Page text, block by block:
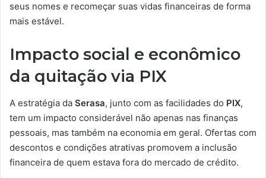
seus nomes e recomeçar suas vidas financeiras de forma
mais estável.
Impacto social e econômico
da quitação via PIX
A estratégia da Serasa, junto com as facilidades do PIX,
tem um impacto considerável não apenas nas finanças
pessoais, mas também na economia em geral. Ofertas com
descontos e condições atrativas promovem a inclusão
financeira de quem estava fora do mercado de crédito.